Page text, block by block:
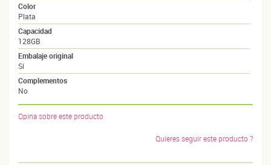
Color
Plata
Capacidad
128GB
Embalaje original
Sí
Complementos
No
Opina sobre este producto
Quieres seguir este producto ?